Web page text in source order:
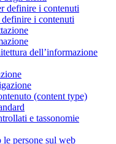
definire i contenuti
i contenuti
dell’informazione
(content type)
e tassonomie
persone sul web